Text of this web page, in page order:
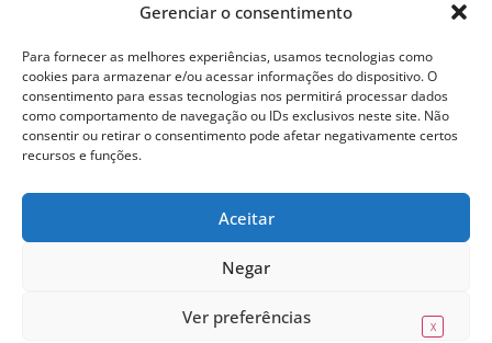
Gerenciar o consentimento
Para fornecer as melhores experiências, usamos tecnologias como
cookies para armazenar e/ou acessar informações do dispositivo. O
consentimento para essas tecnologias nos permitirá processar dados
como comportamento de navegação ou IDs exclusivos neste site. Não
consentir ou retirar o consentimento pode afetar negativamente certos
recursos e funções.
Aceitar
Negar
Ver preferências
portaleufemea@gmail.com
© Copyright 2023 - Todos os direitos reservados. Proibida cópia total ou
parcial sem autorização.
X